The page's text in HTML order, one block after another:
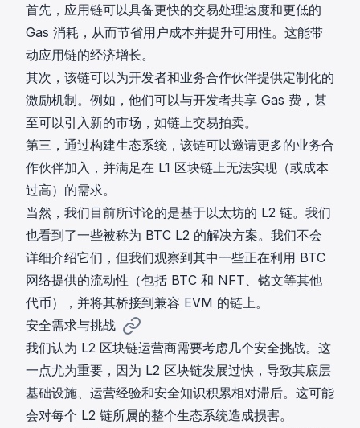
首先，应用链可以具备更快的交易处理速度和更低的
Gas 消耗，从而节省用户成本并提升可用性。这能带
动应用链的经济增长。
其次，该链可以为开发者和业务合作伙伴提供定制化的
激励机制。例如，他们可以与开发者共享 Gas 费，甚
至可以引入新的市场，如链上交易拍卖。
第三，通过构建生态系统，该链可以邀请更多的业务合
作伙伴加入，并满足在 L1 区块链上无法实现（或成本
过高）的需求。
当然，我们目前所讨论的是基于以太坊的 L2 链。我们
也看到了一些被称为 BTC L2 的解决方案。我们不会
详细介绍它们，但我们观察到其中一些正在利用 BTC
网络提供的流动性（包括 BTC 和 NFT、铭文等其他
代币），并将其桥接到兼容 EVM 的链上。
安全需求与挑战
我们认为 L2 区块链运营商需要考虑几个安全挑战。这
一点尤为重要，因为 L2 区块链发展过快，导致其底层
基础设施、运营经验和安全知识积累相对滞后。这可能
会对每个 L2 链所属的整个生态系统造成损害。